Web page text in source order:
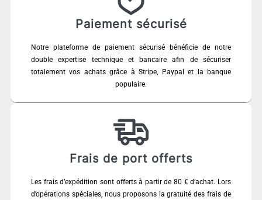
Paiement sécurisé
Notre plateforme de paiement sécurisé bénéficie de notre
double expertise technique et bancaire afin de sécuriser
totalement vos achats grâce à Stripe, Paypal et la banque
populaire.
Frais de port offerts
Les frais d’expédition sont offerts à partir de 80 € d’achat. Lors
d’opérations spéciales, nous proposons la gratuité des frais de